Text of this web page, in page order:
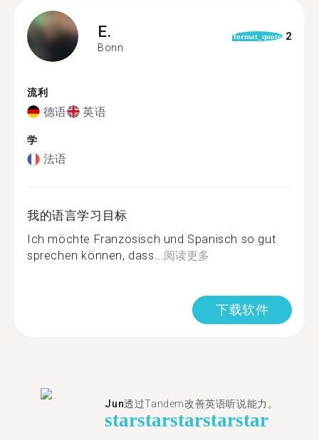
E.
Bonn
format_quote 2
流利
德语 英语
学
法语
我的语言学习目标
Ich möchte Französisch und Spanisch so gut
sprechen können, dass...阅读更多
下载软件
Jun透过Tandem改善英语听说能力。
starstarstarstarstar